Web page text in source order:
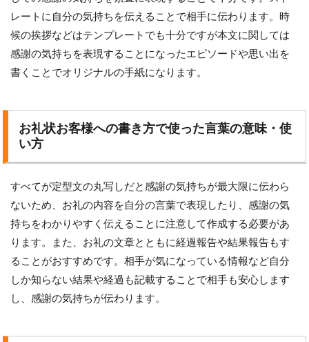
レートに自分の気持ちを伝えることで相手に伝わります。時
候の挨拶などはテンプレートでも十分ですが本文に関しては
感謝の気持ちを表現することになったエピソードや思い出を
書くことでオリジナルの手紙になります。
お礼状お客様への書き方で使った言葉の意味・使
い方
すべてが定型文の丸写しだと感謝の気持ちが最大限に伝わら
ないため、お礼の内容を自分の言葉で表現したり、感謝の気
持ちをわかりやすく伝えることに注意して作成する必要があ
ります。また、お礼の文章とともに経過報告や結果報告もす
ることがおすすめです。相手が気になっている情報など自分
しか知らない結果や経過も記載することで相手も安心します
し、感謝の気持ちが伝わります。